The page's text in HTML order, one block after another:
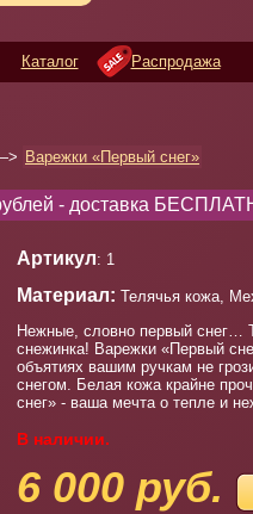
Каталог Распродажа
Варежки «Первый снег»
- доставка
Артикул: 1
Материал: Телячья кожа,
Нежные, словно первый снег…
снежинка! Варежки «Первый
объятиях вашим ручкам не
снегом. Белая кожа крайне
снег» - ваша мечта о тепле и
В наличии.
6 000 руб.